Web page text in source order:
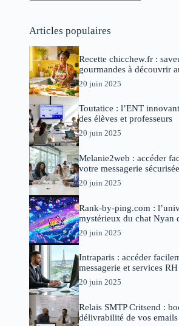
Articles populaires
Recette chicchew.fr :
gourmandes à découvrir
20 juin 2025
Toutatice : l’ENT
des élèves et professeurs
20 juin 2025
Melanie2web : accéder
votre messagerie sécurisée
20 juin 2025
Rank-by-ping.com :
mystérieux du chat Nyan
20 juin 2025
Intraparis : accéder
messagerie et services RH
20 juin 2025
Relais SMTP Critsend :
délivrabilité de vos emails